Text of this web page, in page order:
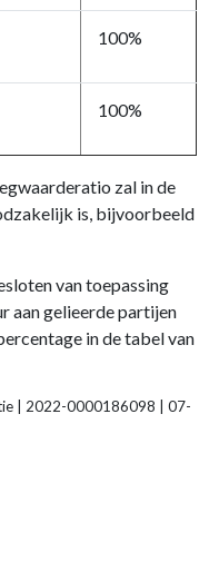
100%
100%
zal in de
is, bijvoorbeeld
van toepassing
aan gelieerde partijen
in de tabel van
| 2022-0000186098 | 07-